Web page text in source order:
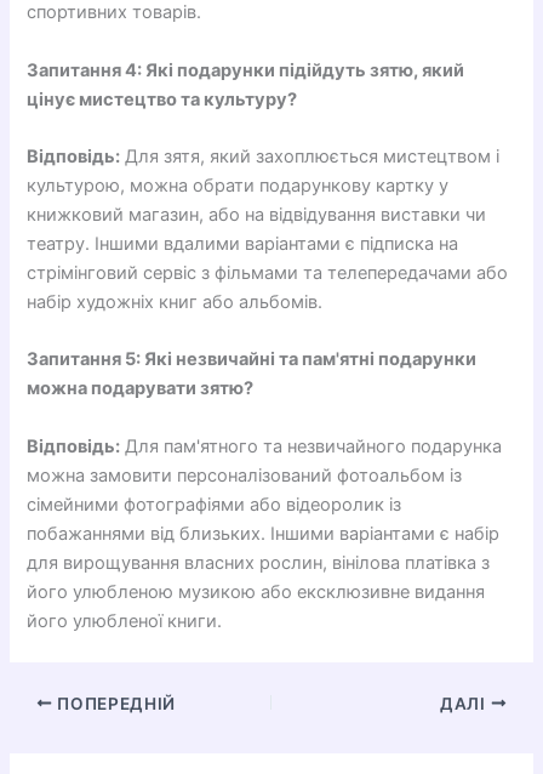
спортивних товарів.
Запитання 4: Які подарунки підійдуть зятю, який
цінує мистецтво та культуру?
Відповідь: Для зятя, який захоплюється мистецтвом і
культурою, можна обрати подарункову картку у
книжковий магазин, або на відвідування виставки чи
театру. Іншими вдалими варіантами є підписка на
стрімінговий сервіс з фільмами та телепередачами або
набір художніх книг або альбомів.
Запитання 5: Які незвичайні та пам'ятні подарунки
можна подарувати зятю?
Відповідь: Для пам'ятного та незвичайного подарунка
можна замовити персоналізований фотоальбом із
сімейними фотографіями або відеоролик із
побажаннями від близьких. Іншими варіантами є набір
для вирощування власних рослин, вінілова платівка з
його улюбленою музикою або ексклюзивне видання
його улюбленої книги.
ПОПЕРЕДНІЙ ДАЛІ